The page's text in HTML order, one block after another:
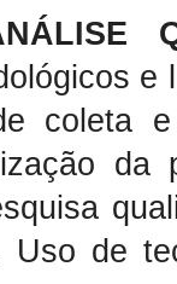
coleta
Uso de